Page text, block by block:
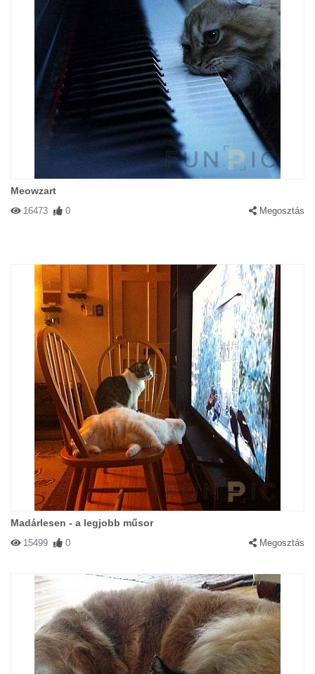
Meowzart
16473 0 Megosztás
Madárlesen - a legjobb műsor
15499 0 Megosztás